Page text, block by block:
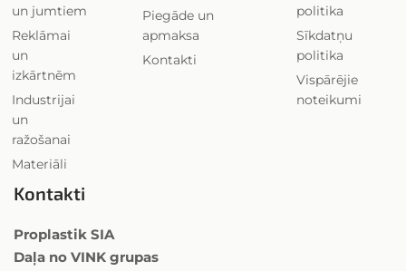
un jumtiem
Reklāmai
un
izkārtnēm
Industrijai
un
ražošanai
Materiāli
Piegāde un
apmaksa
Kontakti
politika
Sīkdatņu
politika
Vispārējie
noteikumi
Kontakti
Proplastik SIA
Daļa no VINK grupas